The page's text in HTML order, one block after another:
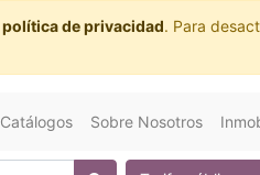
política de privacidad. Para
Catálogos Sobre Nosotros